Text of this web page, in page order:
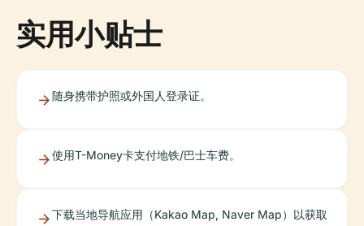
实用小贴士
随身携带护照或外国人登录证。
使用T-Money卡支付地铁/巴士车费。
下载当地导航应用（Kakao Map, Naver Map）以获取